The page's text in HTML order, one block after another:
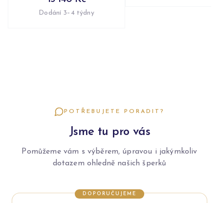
Dodání 3–4 týdny
POTŘEBUJETE PORADIT?
Jsme tu pro vás
Pomůžeme vám s výběrem, úpravou i jakýmkoliv
dotazem ohledně našich šperků
DOPORUČUJEME